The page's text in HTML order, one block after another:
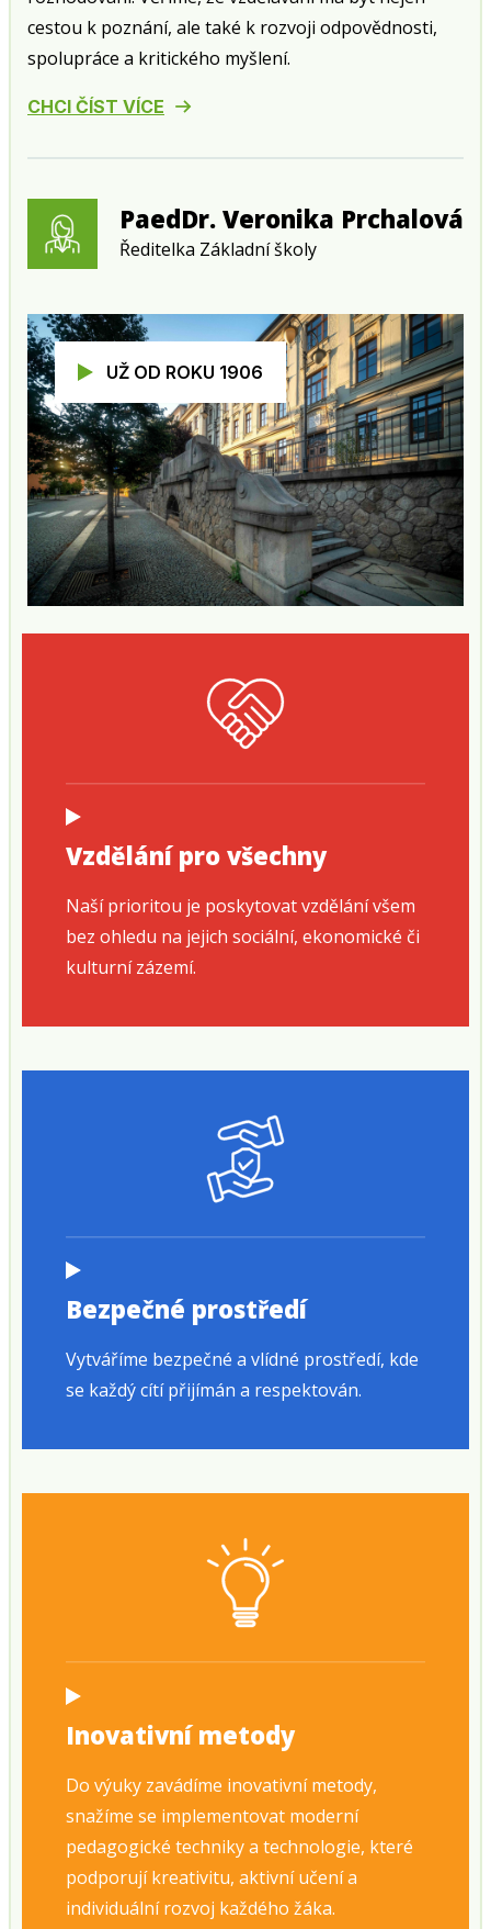
cestou k poznání, ale také k rozvoji odpovědnosti,
spolupráce a kritického myšlení.
CHCI ČÍST VÍCE
PaedDr. Veronika Prchalová
Ředitelka Základní školy
UŽ OD ROKU 1906
Vzdělání pro všechny
Naší prioritou je poskytovat vzdělání všem
bez ohledu na jejich sociální, ekonomické či
kulturní zázemí.
Bezpečné prostředí
Vytváříme bezpečné a vlídné prostředí, kde
se každý cítí přijímán a respektován.
Inovativní metody
Do výuky zavádíme inovativní metody,
snažíme se implementovat moderní
pedagogické techniky a technologie, které
podporují kreativitu, aktivní učení a
individuální rozvoj každého žáka.